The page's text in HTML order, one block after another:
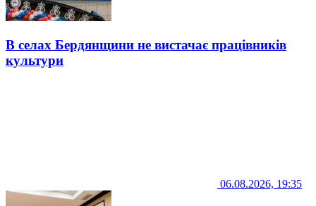
В селах Бердянщини не вистачає працівників
культури
06.08.2026, 19:35